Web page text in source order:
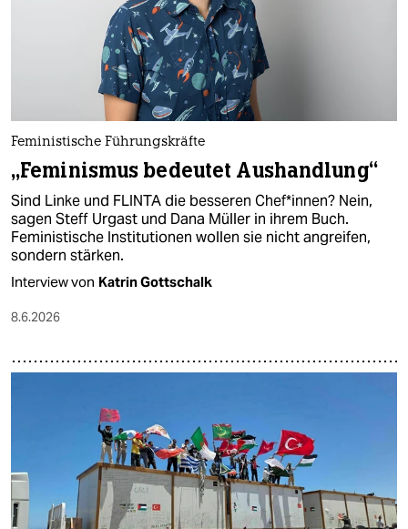
Feministische Führungskräfte
„Feminismus bedeutet Aushandlung“
Sind Linke und FLINTA die besseren Chef*innen? Nein,
sagen Steff Urgast und Dana Müller in ihrem Buch.
Feministische Institutionen wollen sie nicht angreifen,
sondern stärken.
Interview von Katrin Gottschalk
8.6.2026